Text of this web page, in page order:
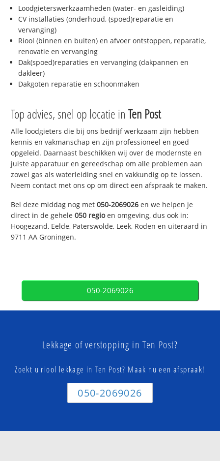
Loodgieterswerkzaamheden (water- en gasleiding)
CV installaties (onderhoud, (spoed)reparatie en
vervanging)
Riool (binnen en buiten) en afvoer ontstoppen, reparatie,
renovatie en vervanging
Dak(spoed)reparaties en vervanging (dakpannen en
dakleer)
Dakgoten reparatie en schoonmaken
Top advies, snel op locatie inTen Post
Alle loodgieters die bij ons bedrijf werkzaam zijn hebben
kennis en vakmanschap en zijn professioneel en goed
opgeleid. Daarnaast beschikken wij over de modernste en
juiste apparatuur en gereedschap om alle problemen aan
zowel gas als waterleiding snel en vakkundig op te lossen.
Neem contact met ons op om direct een afspraak te maken.
Bel deze middag nog met050-2069026 en we helpen je
direct in de gehele050 regioen omgeving, dus ook in:
Hoogezand, Eelde, Paterswolde, Leek, Roden en uiteraard in
9711 AA Groningen.
050-2069026
Lekkage of verstopping in Ten Post?
Zoekt u riool lekkage in Ten Post? Maak nu een afspraak!
050-2069026